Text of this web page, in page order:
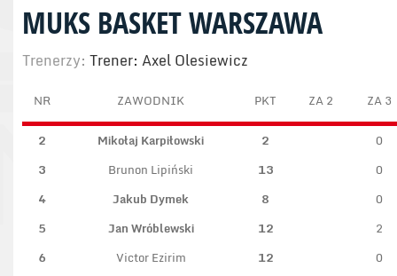
MUKS BASKET WARSZAWA
Trenerzy: Trener: Axel Olesiewicz
NR ZAWODNIK PKT ZA 2 ZA 3
2 Mikołaj Karpiłowski 2
0
3
Brunon Lipiński 13
0
4
Jakub Dymek 8
0
5
Jan Wróblewski 12
2
6
Victor Ezirim 12
0